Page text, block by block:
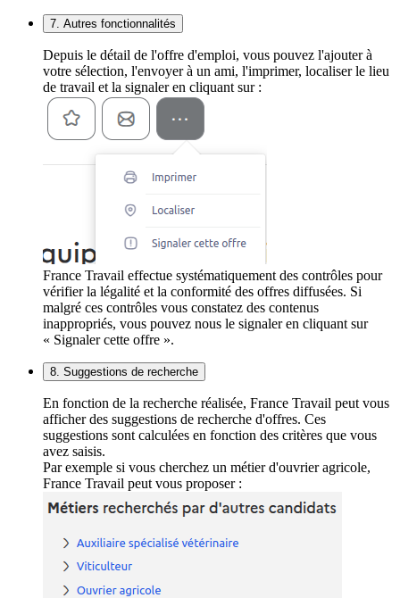
7. Autres fonctionnalités
Depuis le détail de l'offre d'emploi, vous pouvez l'ajouter à
votre sélection, l'envoyer à un ami, l'imprimer, localiser le lieu
de travail et la signaler en cliquant sur :
France Travail effectue systématiquement des contrôles pour
vérifier la légalité et la conformité des offres diffusées. Si
malgré ces contrôles vous constatez des contenus
inappropriés, vous pouvez nous le signaler en cliquant sur
« Signaler cette offre ».
8. Suggestions de recherche
En fonction de la recherche réalisée, France Travail peut vous
afficher des suggestions de recherche d'offres. Ces
suggestions sont calculées en fonction des critères que vous
avez saisis.
Par exemple si vous cherchez un métier d'ouvrier agricole,
France Travail peut vous proposer :